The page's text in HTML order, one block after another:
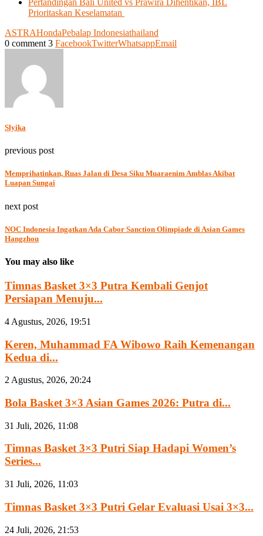
Prioritaskan Keselamatan
ASTRAHondaPebalap Indonesiathailand
0 comment 3 FacebookTwitterWhatsappEmail
Slyika
previous post
Memprihatinkan, Ruas Jalan di Desa Siku Muaraenim Amblas Akibat
Luapan Sungai
next post
NOC Indonesia Ingatkan Ada Cabor Sanction Olimpiade di Asian Games
Hangzhou
You may also like
Timnas Basket 3×3 Putra Kembali Genjot
Persiapan Menuju...
4 Agustus, 2026, 19:51
Keren, Muhammad FA Wibowo Raih Kemenangan
Kedua di...
2 Agustus, 2026, 20:24
Bola Basket 3×3 Asian Games 2026: Putra di...
31 Juli, 2026, 11:08
Timnas Basket 3×3 Putri Siap Hadapi Women’s
Series...
31 Juli, 2026, 11:03
Timnas Basket 3×3 Putri Gelar Evaluasi Usai 3×3...
24 Juli, 2026, 21:53